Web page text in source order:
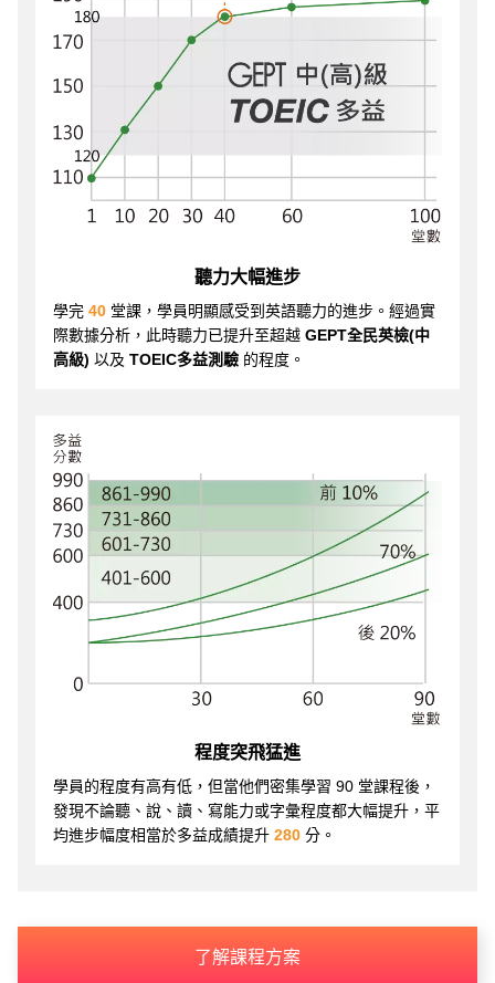
聽力大幅進步
學完 40 堂課，學員明顯感受到英語聽力的進步。經過實
際數據分析，此時聽力已提升至超越 GEPT全民英檢(中
高級) 以及 TOEIC多益測驗 的程度。
程度突飛猛進
學員的程度有高有低，但當他們密集學習 90 堂課程後，
發現不論聽、說、讀、寫能力或字彙程度都大幅提升，平
均進步幅度相當於多益成績提升 280 分。
了解課程方案